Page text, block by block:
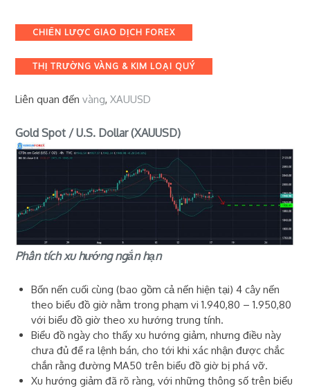
Categories
CHIẾN LƯỢC GIAO DỊCH FOREX
THỊ TRƯỜNG VÀNG & KIM LOẠI QUÝ
Liên quan đếnvàng,XAUUSD
Gold Spot / U.S. Dollar (XAUUSD)
Phân tích xu hướng ngắn hạn
Bốn nến cuối cùng (bao gồm cả nến hiện tại) 4 cây nến
theo biểu đồ giờ nằm ​​trong phạm vi 1.940,80 – 1.950,80
với biểu đồ giờ theo xu hướng trung tính.
Biểu đồ ngày cho thấy xu hướng giảm, nhưng điều này
chưa đủ để ra lệnh bán, cho tới khi xác nhận được chắc
chắn rằng đường MA50 trên biểu đồ giờ bị phá vỡ.
Xu hướng giảm đã rõ ràng, với những thông số trên biểu